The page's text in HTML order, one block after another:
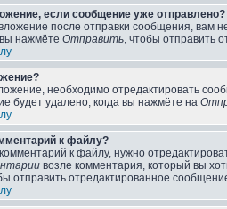
если сообщение уже отправлено?
после отправки сообщения, вам
нажмёте Отправить, чтобы отправить
необходимо отредактировать
будет удалено, когда вы нажмёте на
к файлу?
к файлу, нужно
возле комментария, который вы
отправить отредактированное